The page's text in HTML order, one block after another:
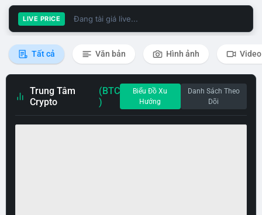
LIVE PRICE Đang tải giá live...
Tất cả Văn bản Hình ảnh Video
Trung Tâm
Crypto
(BTC
)
Biểu Đồ Xu
Hướng
Danh Sách Theo
Dõi